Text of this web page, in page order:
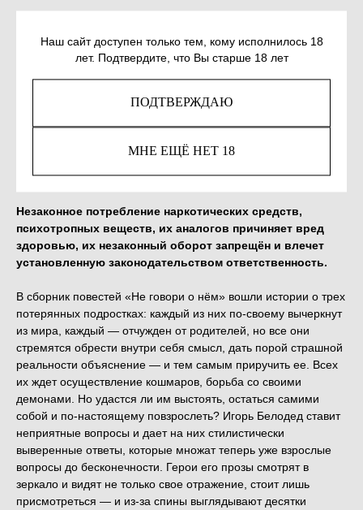
Наш сайт доступен только тем, кому исполнилось 18
лет. Подтвердите, что Вы старше 18 лет
ПОДТВЕРЖДАЮ
МНЕ ЕЩЁ НЕТ 18
ПОВЕСТИ
SKU:978-5-00139-842-4
КУПИТЬ
Незаконное потребление наркотических средств,
психотропных веществ, их аналогов причиняет вред
здоровью, их незаконный оборот запрещён и влечет
установленную законодательством ответственность.
В сборник повестей «Не говори о нём» вошли истории о трех
потерянных подростках: каждый из них по-своему вычеркнут
из мира, каждый — отчужден от родителей, но все они
стремятся обрести внутри себя смысл, дать порой страшной
реальности объяснение — и тем самым приручить ее. Всех
их ждет осуществление кошмаров, борьба со своими
демонами. Но удастся ли им выстоять, остаться самими
собой и по-настоящему повзрослеть? Игорь Белодед ставит
неприятные вопросы и дает на них стилистически
выверенные ответы, которые множат теперь уже взрослые
вопросы до бесконечности. Герои его прозы смотрят в
зеркало и видят не только свое отражение, стоит лишь
присмотреться — и из-за спины выглядывают десятки